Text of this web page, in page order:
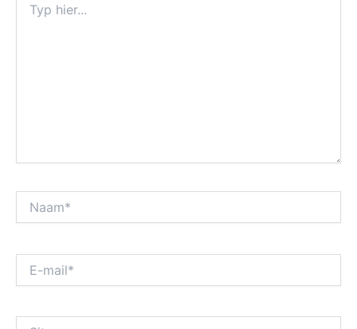
hier...
mail*